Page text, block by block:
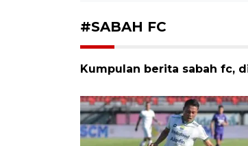
#SABAH FC
Kumpulan berita sabah fc,